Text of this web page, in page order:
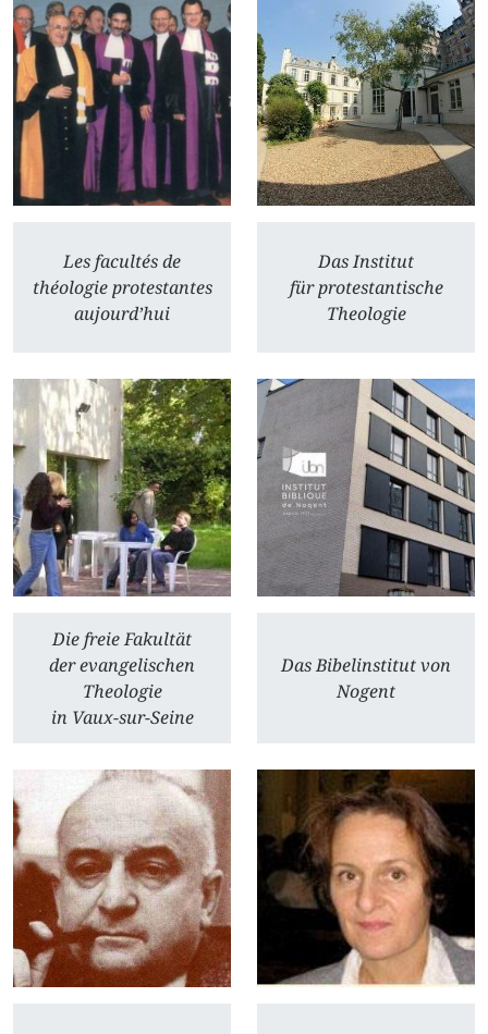
Les facultés de
théologie protestantes
aujourd’hui
Das Institut
für protestantische
Theologie
Die freie Fakultät
der evangelischen
Theologie
in Vaux-sur-Seine
Das Bibelinstitut von
Nogent